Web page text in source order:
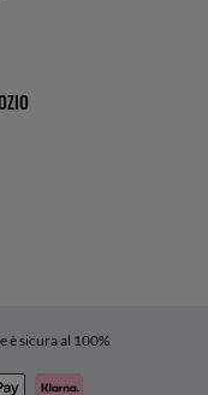
è sicura al 100%